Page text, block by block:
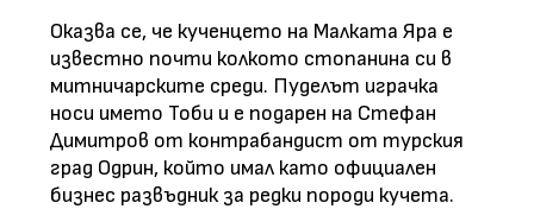
Оказва се, че кученцето на Малката Яра е
известно почти колкото стопанина си в
митничарските среди. Пуделът играчка
носи името Тоби и е подарен на Стефан
Димитров от контрабандист от турския
град Одрин, който имал като официален
бизнес развъдник за редки породи кучета.